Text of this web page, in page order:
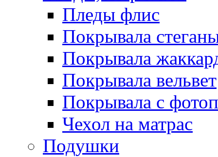
Пледы флис
Покрывала
Покрывала
Покрывала вельвет
Покрывала с
Чехол на матрас
Подушки